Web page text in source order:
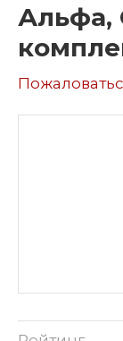
Альфа,